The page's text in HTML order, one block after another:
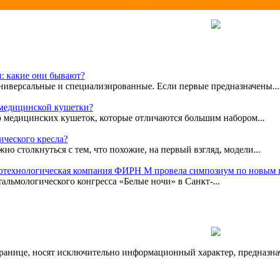
какие они бывают?
и специализированные. Если первые предназначены...
кушетки?
кушеток, которые отличаются большим набором...
кресла?
столкнуться с тем, что похожие, на первый взгляд, модели...
компания ФИРН М провела симпозиум по новым
конгресса «Белые ночи» в Санкт-...
носят исключительно информационный характер,